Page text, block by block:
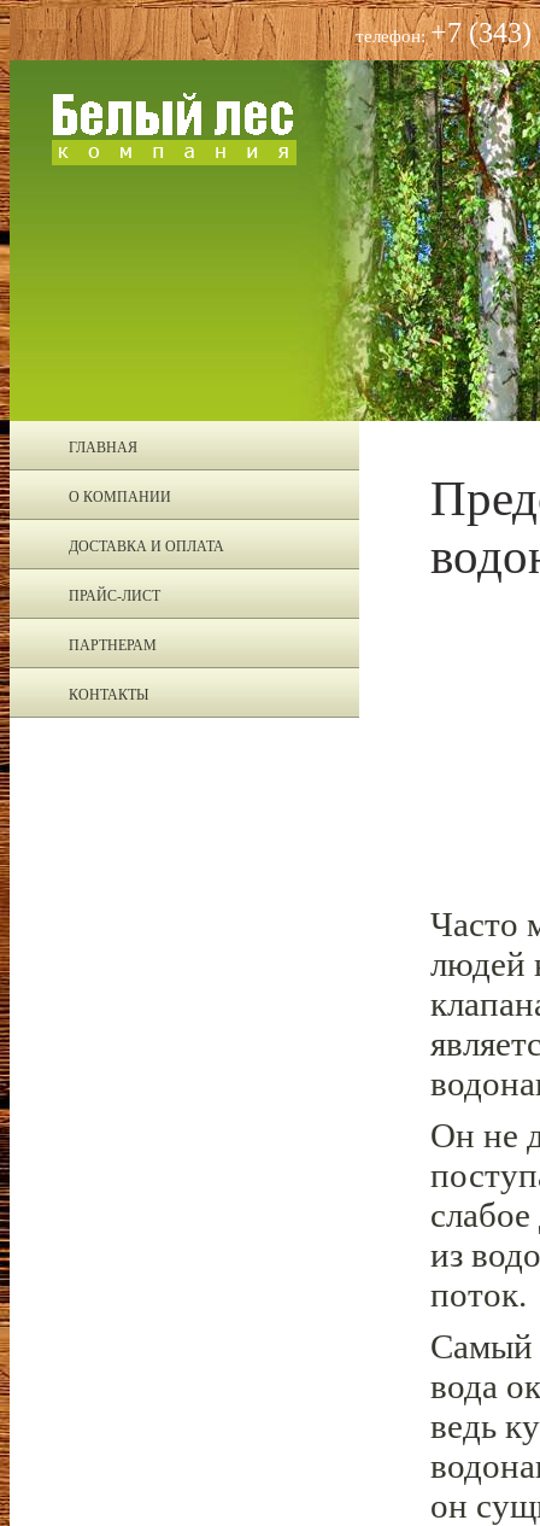
телефон:+7 (343)
ГЛАВНАЯ
О КОМПАНИИ
ДОСТАВКА И ОПЛАТА
ПРАЙС-ЛИСТ
ПАРТНЕРАМ
КОНТАКТЫ
Часто
людей
Он не
из
поток.
Самый
вода
ведь
он